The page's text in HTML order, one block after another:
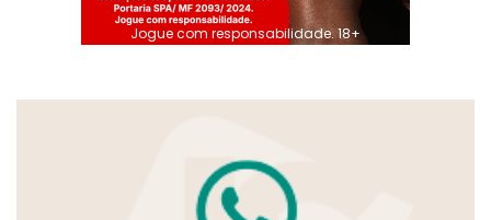
Jogue com responsabilidade. 18+